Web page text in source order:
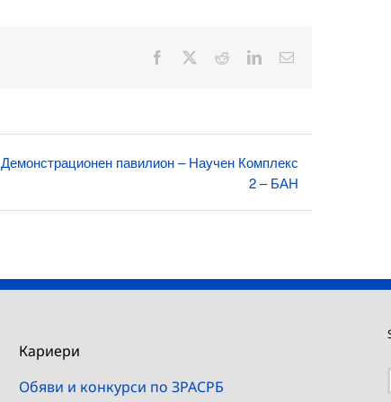
Facebook RedditLinkedInЕлектронна
Демонстрационен павилион – Научен Комплекс
2 – БАН
Кариери
Обяви и конкурси по ЗРАСРБ